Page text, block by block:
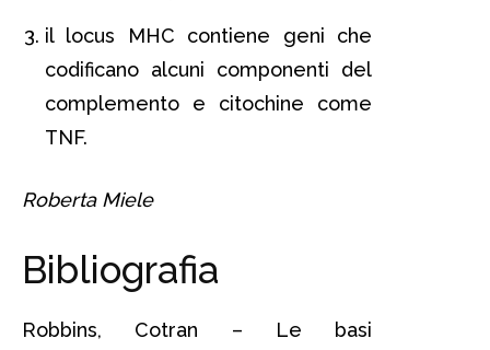
il locus MHC contiene geni che
codificano alcuni componenti del
complemento e citochine come
TNF.
Roberta Miele
Bibliografia
Robbins, Cotran – Le basi